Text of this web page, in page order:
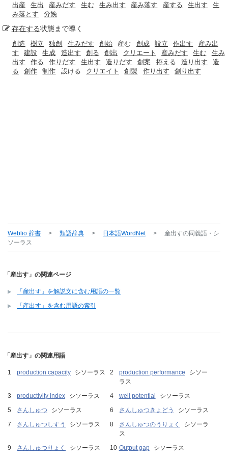
出産
生出 産みだす 生む 生み出す 産み落す 産する 生出す
生
み落とす
分娩
存在する状態まで導く
創造 樹立 独創 生みだす 創始 産む 創成 設立 作出す
産み出
す
建設 生成 造出す 創る 創出 クリエート 産みだす 生む
生み
出す
作る 作りだす 生出す 造りだす 創案 拵え る 造り出す
造
る
創作 制作 設ける クリエイト 創製 作り出す 創り出す
Weblio 辞書 > 類語辞典 > 日本語WordNet > 産出すの同義語・シ
ソーラス
「産出す」の関連ページ
「産出す」を解説文に含む用語の一覧
「産出す」を含む用語の索引
「産出す」の関連用語
production capacity シソーラス production performance
シソー
ラス
productivity index
シソーラス well potential
シソーラス
さんしゅつ
シソーラス さんしゅつきょどう
シソーラス
さんしゅつしすう
シソーラス さんしゅつのうりょく
シソーラ
ス
さんしゅつりょく
シソーラス Output gap シソーラス